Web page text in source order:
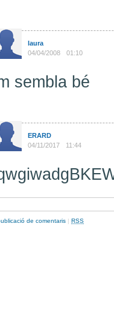
laura
04/04/2008
01:10
sembla bé
ERARD
04/11/2017
11:44
de comentaris | RSS